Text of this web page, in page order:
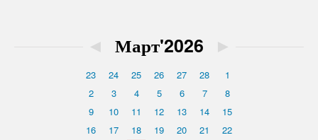
◄ Март'2026 ►
23 24 25 26 27 28
1
2
3 4 5 6 7
8
9
10 11 12 13 14
15
16
17 18 19 20 21
22